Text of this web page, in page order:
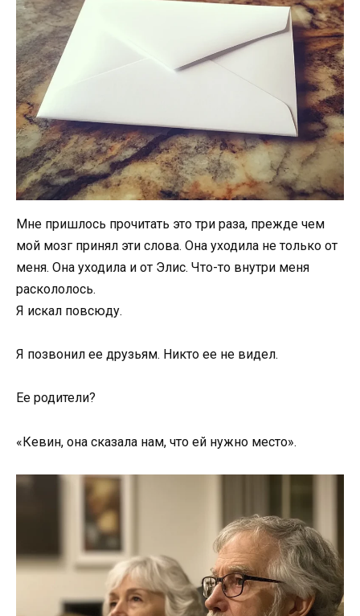
Мне пришлось прочитать это три раза, прежде чем
мой мозг принял эти слова. Она уходила не только от
меня. Она уходила и от Элис. Что-то внутри меня
раскололось.
Я искал повсюду.
Я позвонил ее друзьям. Никто ее не видел.
Ее родители?
«Кевин, она сказала нам, что ей нужно место».